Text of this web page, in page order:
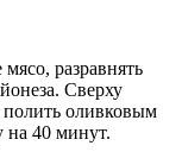
разравнять
Сверху
оливковым
на 40 минут.